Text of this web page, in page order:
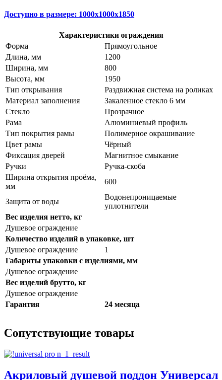
Доступно в размере: 1000х1000х1850
Характеристики ограждения
Форма
Прямоугольное
Длина, мм
1200
Ширина, мм
800
Высота, мм
1950
Тип открывания
Раздвижная система на роликах
Материал заполнения
Закаленное стекло 6 мм
Стекло
Прозрачное
Рама
Алюминиевый профиль
Тип покрытия рамы
Полимерное окрашивание
Цвет рамы
Чёрный
Фиксация дверей
Магнитное смыкание
Ручки
Ручка-скоба
Ширина открытия проёма,
мм
600
Защита от воды
Водонепроницаемые
уплотнители
Вес изделия нетто, кг
Душевое ограждение
Количество изделий в упаковке, шт
Душевое ограждение
1
Габариты упаковки с изделиями, мм
Душевое ограждение
Вес изделий брутто, кг
Душевое ограждение
Гарантия
24 месяца
Сопутствующие товары
Акриловый душевой поддон Универсал